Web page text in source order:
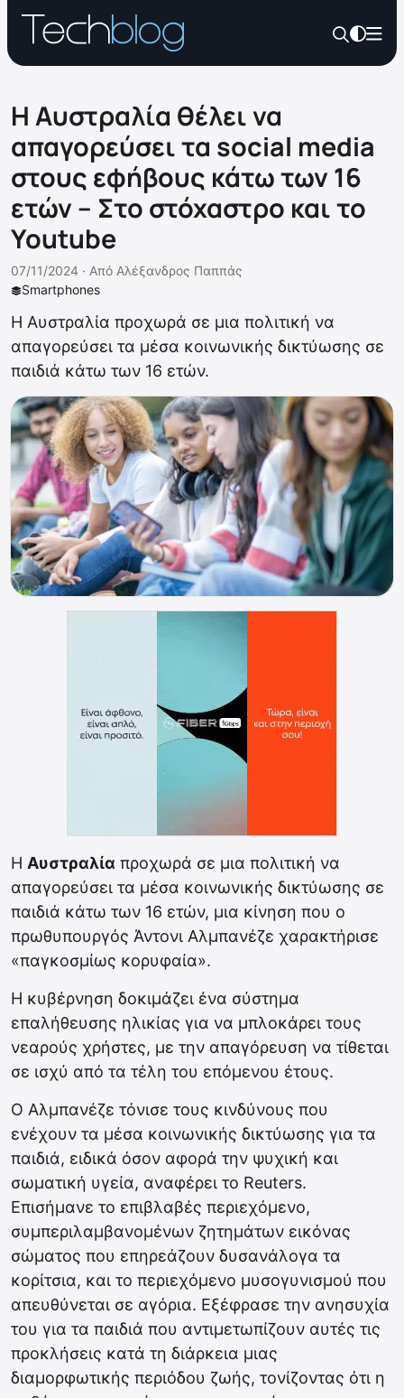
H Αυστραλία θέλει να
απαγορεύσει τα social media
στους εφήβους κάτω των 16
ετών – Στο στόχαστρο και το
Youtube
Smartphones
07/11/2024 · Από Αλέξανδρος Παππάς
Η Αυστραλία προχωρά σε μια πολιτική να
απαγορεύσει τα μέσα κοινωνικής δικτύωσης σε
παιδιά κάτω των 16 ετών.
Η Αυστραλία προχωρά σε μια πολιτική να
απαγορεύσει τα μέσα κοινωνικής δικτύωσης σε
παιδιά κάτω των 16 ετών, μια κίνηση που ο
πρωθυπουργός Άντονι Αλμπανέζε χαρακτήρισε
«παγκοσμίως κορυφαία».
Η κυβέρνηση δοκιμάζει ένα σύστημα
επαλήθευσης ηλικίας για να μπλοκάρει τους
νεαρούς χρήστες, με την απαγόρευση να τίθεται
σε ισχύ από τα τέλη του επόμενου έτους.
Ο Αλμπανέζε τόνισε τους κινδύνους που
ενέχουν τα μέσα κοινωνικής δικτύωσης για τα
παιδιά, ειδικά όσον αφορά την ψυχική και
σωματική υγεία, αναφέρει το Reuters.
Επισήμανε το επιβλαβές περιεχόμενο,
συμπεριλαμβανομένων ζητημάτων εικόνας
σώματος που επηρεάζουν δυσανάλογα τα
κορίτσια, και το περιεχόμενο μυσογυνισμού που
απευθύνεται σε αγόρια. Εξέφρασε την ανησυχία
του για τα παιδιά που αντιμετωπίζουν αυτές τις
προκλήσεις κατά τη διάρκεια μιας
διαμορφωτικής περιόδου ζωής, τονίζοντας ότι η